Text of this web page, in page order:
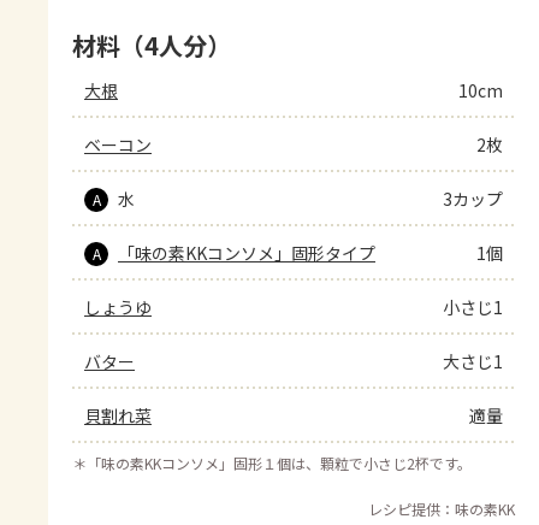
材料（4人分）
大根 10cm
ベーコン 2枚
A 水 3カップ
A 「味の素KKコンソメ」固形タイプ 1個
しょうゆ 小さじ1
バター 大さじ1
貝割れ菜 適量
＊ 「味の素KKコンソメ」固形１個は、顆粒で小さじ2杯です。
レシピ提供：味の素KK